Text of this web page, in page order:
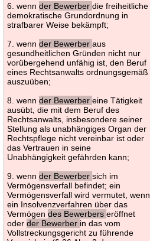
6. wennder Bewerberdie freiheitliche
demokratische Grundordnung in
strafbarer Weise bekämpft;
7. wennder Bewerberaus
gesundheitlichen Gründen nicht nur
vorübergehend unfähig ist, den Beruf
eines Rechtsanwalts ordnungsgemäß
auszuüben;
8. wennder Bewerbereine Tätigkeit
ausübt, die mit dem Beruf des
Rechtsanwalts, insbesondere seiner
Stellung als unabhängiges Organ der
Rechtspflege nicht vereinbar ist oder
das Vertrauen in seine
Unabhängigkeit gefährden kann;
9. wennder Bewerbersich im
Vermögensverfall befindet; ein
Vermögensverfall wird vermutet, wenn
ein Insolvenzverfahren über das
Vermögendes Bewerberseröffnet
oderder Bewerber in das vom
Vollstreckungsgericht zu führende